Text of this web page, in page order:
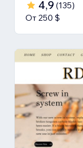
4,9 (135)
От 250 $